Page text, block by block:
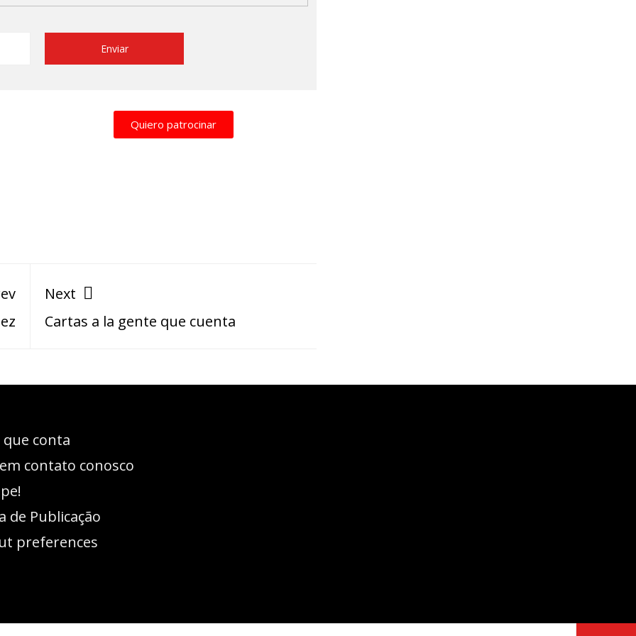
Quiero patrocinar
Next
Cartas a la gente que cuenta
conta
contato conosco
de Publicação
preferences